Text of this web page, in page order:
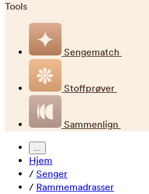
Tools
Sengematch
Stoffprøver
Sammenlign
...
Hjem
/ Senger
/ Rammemadrasser